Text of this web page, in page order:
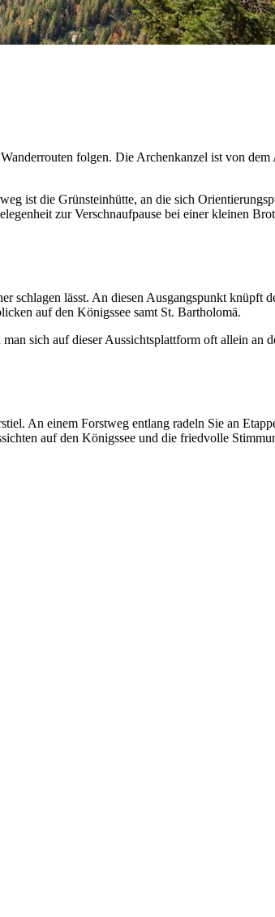
folgen. Die Archenkanzel ist von
ist die Grünsteinhütte, an die sich
zur Verschnaufpause bei einer kleinen
schlagen lässt. An diesen Ausgangspunkt knüpft
auf den Königssee samt St. Bartholomä.
sich auf dieser Aussichtsplattform oft allein an
An einem Forstweg entlang radeln Sie an
auf den Königssee und die friedvolle